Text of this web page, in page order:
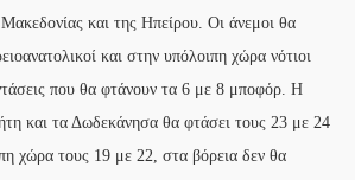
Μακεδονίας και της Ηπείρου. Οι άνεμοι θα
και στην υπόλοιπη χώρα νότιοι
που θα φτάνουν τα 6 με 8 μποφόρ. Η
και τα Δωδεκάνησα θα φτάσει τους 23 με 24
χώρα τους 19 με 22, στα βόρεια δεν θα